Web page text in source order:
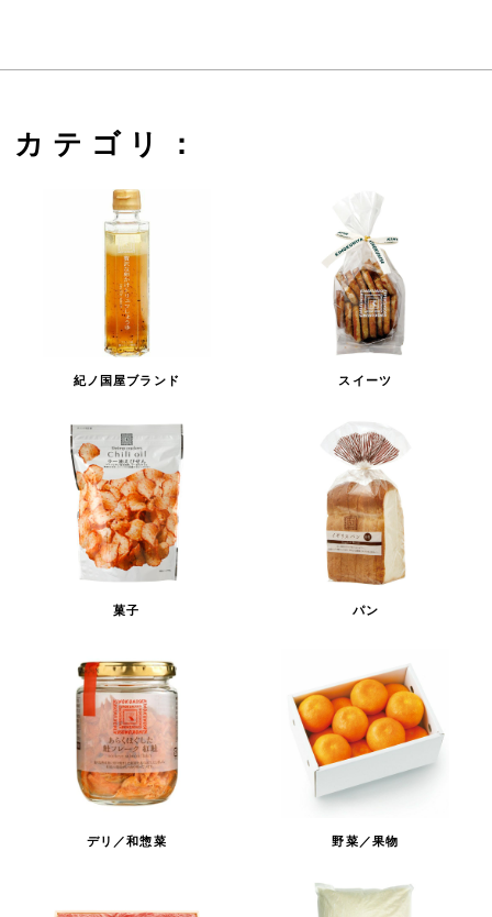
カテゴリ：
紀ノ国屋ブランド スイーツ
菓子 パン
デリ／和惣菜 野菜／果物